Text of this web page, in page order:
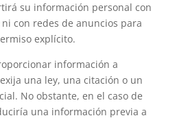
su información personal con
con redes de anuncios para
explícito.
información a
una ley, una citación o un
No obstante, en el caso de
una información previa a